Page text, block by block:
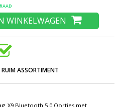
WINKELWAGEN
RUIM ASSORTIMENT
X9 Bluetooth 5.0 Oortjes met